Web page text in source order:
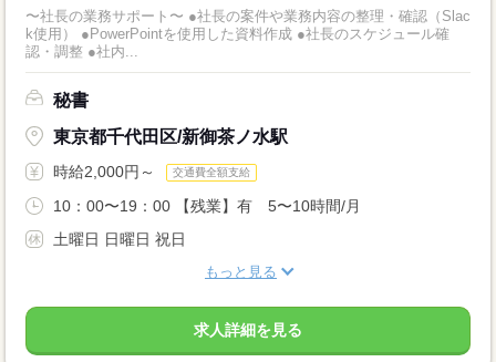
〜社長の業務サポート〜 ●社長の案件や業務内容の整理・確認（Slac
k使用） ●PowerPointを使用した資料作成 ●社長のスケジュール確
認・調整 ●社内...
秘書
東京都千代田区/新御茶ノ水駅
時給2,000円～ 交通費全額支給
10：00〜19：00 【残業】有 5〜10時間/月
土曜日 日曜日 祝日
もっと見る
求人詳細を見る